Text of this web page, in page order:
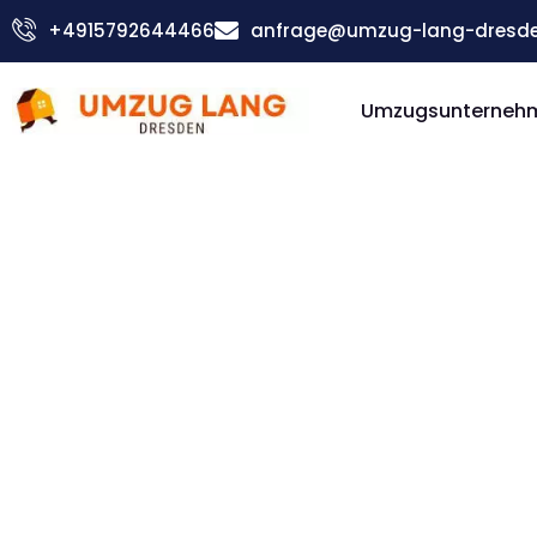
Zum
Inhalt
+4915792644466 anfrage@umzug-lang-